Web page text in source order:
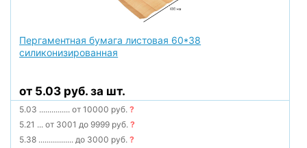
Пергаментная бумага листовая 60*38
силиконизированная
от 5.03 руб. за шт.
5.03 ............... от 10000 руб.?
5.21 ... от 3001 до 9999 руб.?
5.38 ................. до 3000 руб.?